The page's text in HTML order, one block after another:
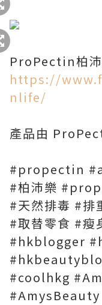
ProPectin柏
https://
nlife/
產品由
#propectin
#柏沛樂
#天然排毒 #排
#取替零食 #
#hkblogger
#coolhkg
#AmysBeauty